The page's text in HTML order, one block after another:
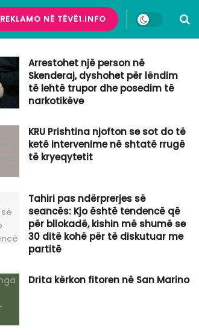
REKLAMO NË TËVË1.INFO
Arrestohet një person në
Skenderaj, dyshohet për lëndim
të lehtë trupor dhe posedim të
narkotikëve
KRU Prishtina njofton se sot do të
ketë intervenime në shtatë rrugë
të kryeqytetit
Tahiri pas ndërprerjes së
seancës: Kjo është tendencë që
për bllokadë, kishin më shumë se
30 ditë kohë për të diskutuar me
partitë
Drita kërkon fitoren në San Marino